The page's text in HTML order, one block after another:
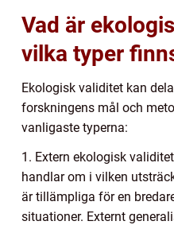
Vad är
vilka typer
Ekologisk validitet kan
forskningens mål och
vanligaste typerna:
1. Extern ekologisk
handlar om i vilken
är tillämpliga för en
situationer. Externt